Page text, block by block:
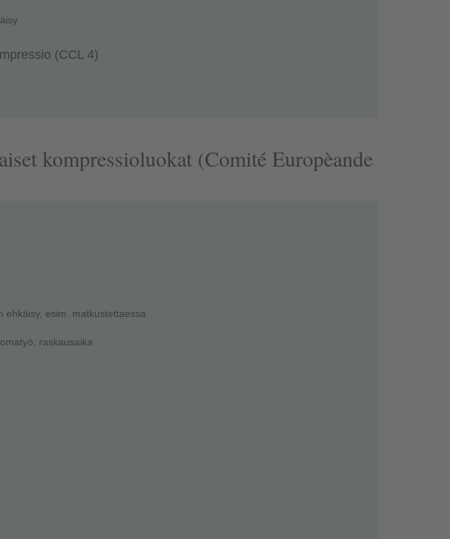
(CCL 4)
kompressioluokat (Comité Europèande
ehkäisy, esim. matkustettaessa
raskausaika